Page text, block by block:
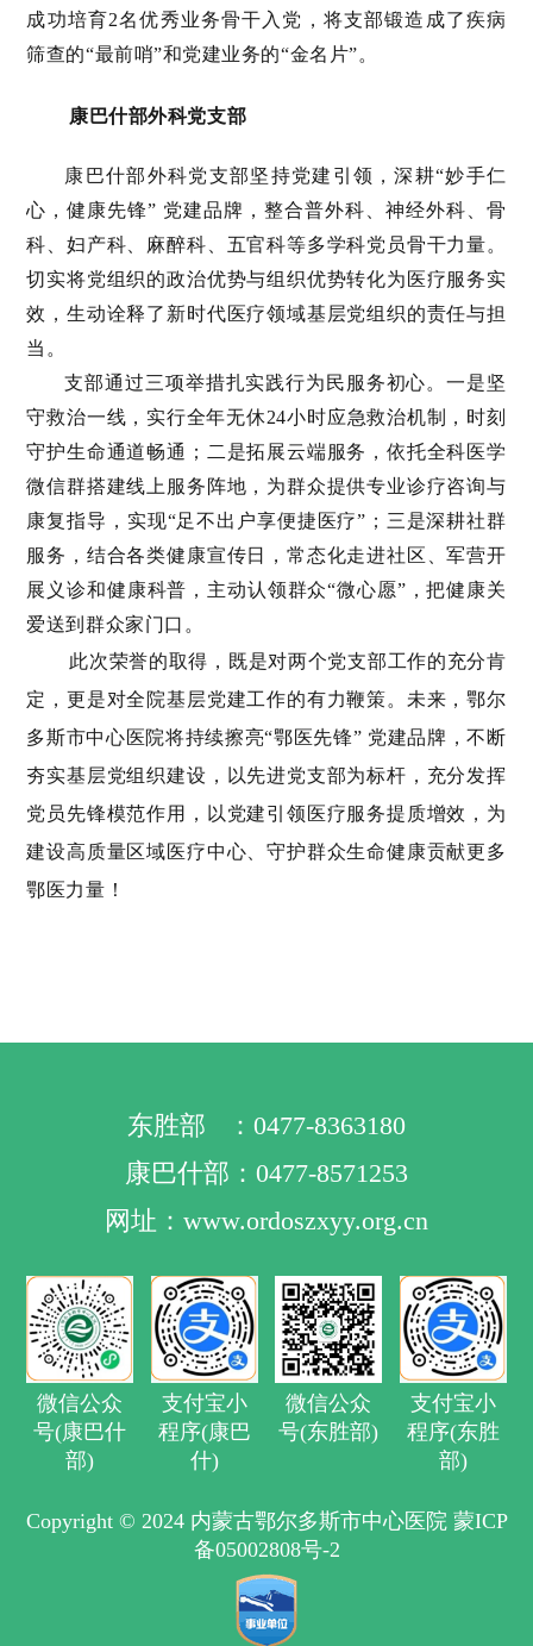
成功培育2名优秀业务骨干入党，将支部锻造成了疾病
筛查的“最前哨”和党建业务的“金名片”。
康巴什部外科党支部
康巴什部外科党支部坚持党建引领，深耕“妙手仁
心，健康先锋” 党建品牌，整合普外科、神经外科、骨
科、妇产科、麻醉科、五官科等多学科党员骨干力量。
切实将党组织的政治优势与组织优势转化为医疗服务实
效，生动诠释了新时代医疗领域基层党组织的责任与担
当。
支部通过三项举措扎实践行为民服务初心。一是坚
守救治一线，实行全年无休24小时应急救治机制，时刻
守护生命通道畅通；二是拓展云端服务，依托全科医学
微信群搭建线上服务阵地，为群众提供专业诊疗咨询与
康复指导，实现“足不出户享便捷医疗”；三是深耕社群
服务，结合各类健康宣传日，常态化走进社区、军营开
展义诊和健康科普，主动认领群众“微心愿”，把健康关
爱送到群众家门口。
此次荣誉的取得，既是对两个党支部工作的充分肯
定，更是对全院基层党建工作的有力鞭策。未来，鄂尔
多斯市中心医院将持续擦亮“鄂医先锋” 党建品牌，不断
夯实基层党组织建设，以先进党支部为标杆，充分发挥
党员先锋模范作用，以党建引领医疗服务提质增效，为
建设高质量区域医疗中心、守护群众生命健康贡献更多
鄂医力量！
东胜部 ：0477-8363180
康巴什部：0477-8571253
网址：www.ordoszxyy.org.cn
微信公众
号(康巴什
部)
支付宝小
程序(康巴
什)
微信公众
号(东胜部)
支付宝小
程序(东胜
部)
Copyright © 2024 内蒙古鄂尔多斯市中心医院 蒙ICP
备05002808号-2